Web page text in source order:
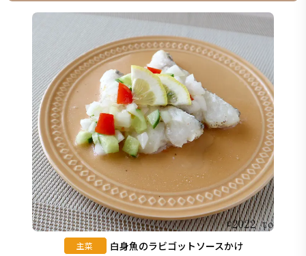
主菜 白身魚のラビゴットソースかけ